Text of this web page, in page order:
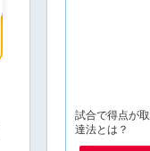
試合で得点が
達法とは？